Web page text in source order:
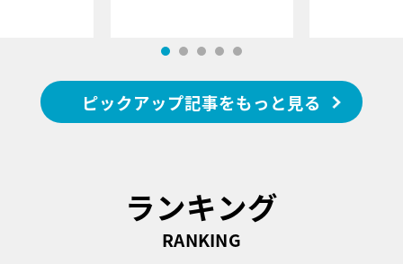
ピックアップ記事をもっと見る
ランキング
RANKING